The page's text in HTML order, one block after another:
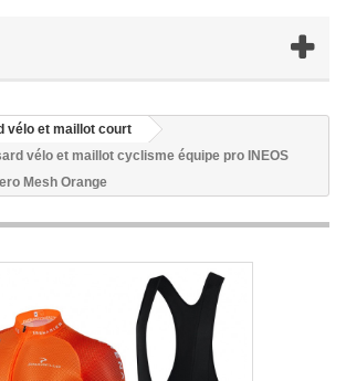
vélo et maillot court
vélo et maillot cyclisme équipe pro INEOS
Mesh Orange